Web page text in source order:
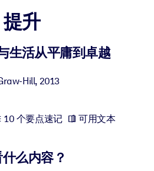
入您的 LMS/LXP，以获得更强的学习效
为您的人工智能系统提供动力，以改善输
提升
生活从平庸到卓越
Hill, 2013
10 个要点速记 可用文本
么内容？